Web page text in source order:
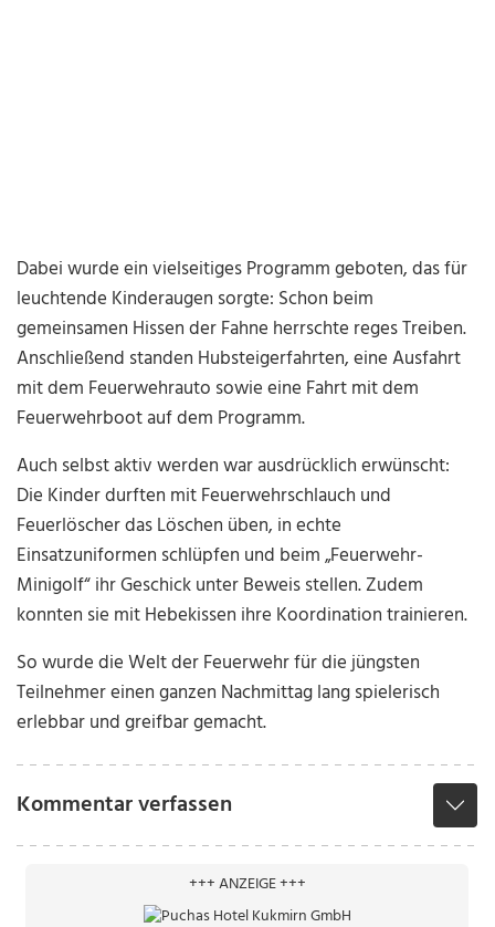
Dabei wurde ein vielseitiges Programm geboten, das für
leuchtende Kinderaugen sorgte: Schon beim
gemeinsamen Hissen der Fahne herrschte reges Treiben.
Anschließend standen Hubsteigerfahrten, eine Ausfahrt
mit dem Feuerwehrauto sowie eine Fahrt mit dem
Feuerwehrboot auf dem Programm.
Auch selbst aktiv werden war ausdrücklich erwünscht:
Die Kinder durften mit Feuerwehrschlauch und
Feuerlöscher das Löschen üben, in echte
Einsatzuniformen schlüpfen und beim „Feuerwehr-
Minigolf“ ihr Geschick unter Beweis stellen. Zudem
konnten sie mit Hebekissen ihre Koordination trainieren.
So wurde die Welt der Feuerwehr für die jüngsten
Teilnehmer einen ganzen Nachmittag lang spielerisch
erlebbar und greifbar gemacht.
Kommentar verfassen
+++ ANZEIGE +++